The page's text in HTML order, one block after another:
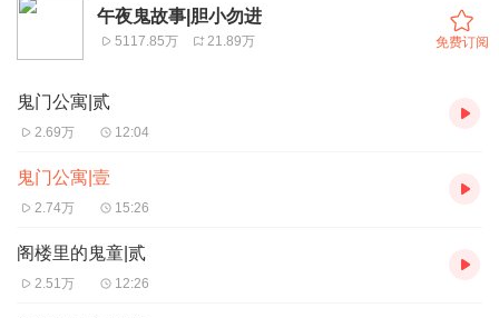
午夜鬼故事|胆小勿进
5117.85万 21.89万 免费订阅
鬼门公寓|贰
2.69万 12:04
鬼门公寓|壹
2.74万 15:26
阁楼里的鬼童|贰
2.51万 12:26